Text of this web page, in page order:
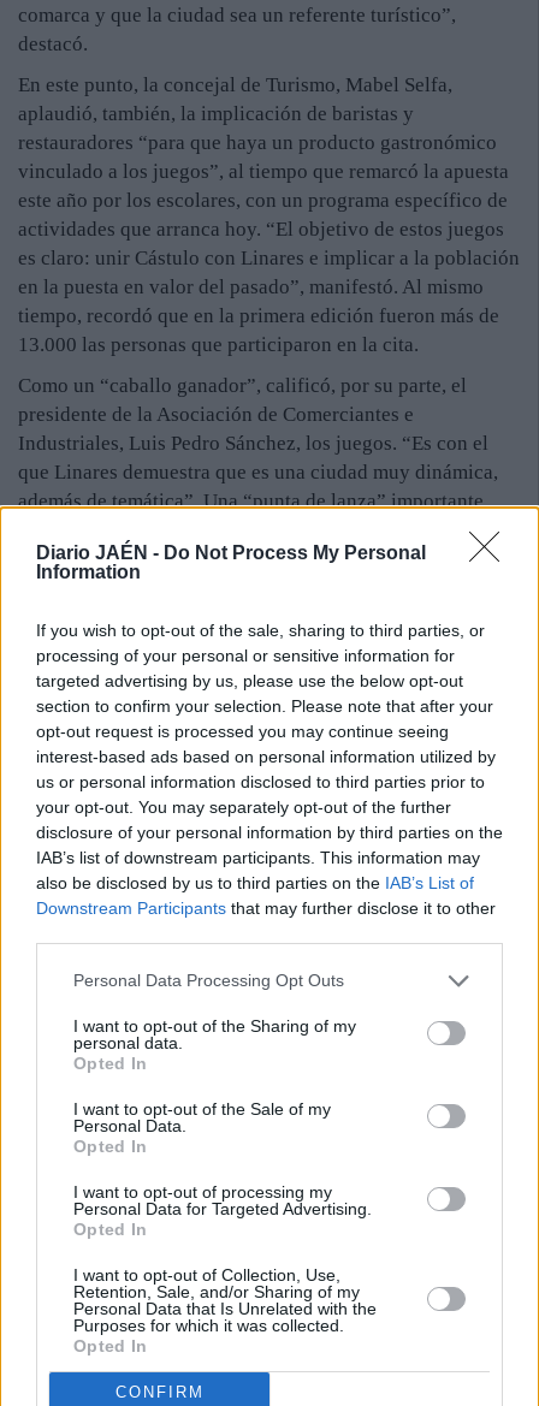
Diario JAÉN - Do Not Process My Personal
Information
If you wish to opt-out of the sale, sharing to third parties, or
processing of your personal or sensitive information for
targeted advertising by us, please use the below opt-out
section to confirm your selection. Please note that after your
opt-out request is processed you may continue seeing
interest-based ads based on personal information utilized by
us or personal information disclosed to third parties prior to
your opt-out. You may separately opt-out of the further
disclosure of your personal information by third parties on the
IAB’s list of downstream participants. This information may
also be disclosed by us to third parties on the IAB’s List of
Downstream Participants that may further disclose it to other
Personal Data Processing Opt Outs
I want to opt-out of the Sharing of my
personal data.
Opted In
I want to opt-out of the Sale of my
Personal Data.
Opted In
I want to opt-out of processing my
Personal Data for Targeted Advertising.
Opted In
I want to opt-out of Collection, Use,
Retention, Sale, and/or Sharing of my
Personal Data that Is Unrelated with the
Purposes for which it was collected.
Opted In
CONFIRM
comarca y que la ciudad sea un referente turístico”,
destacó.
En este punto, la concejal de Turismo, Mabel Selfa,
aplaudió, también, la implicación de baristas y
restauradores “para que haya un producto gastronómico
vinculado a los juegos”, al tiempo que remarcó la apuesta
este año por los escolares, con un programa específico de
actividades que arranca hoy. “El objetivo de estos juegos
es claro: unir Cástulo con Linares e implicar a la población
en la puesta en valor del pasado”, manifestó. Al mismo
tiempo, recordó que en la primera edición fueron más de
13.000 las personas que participaron en la cita.
Como un “caballo ganador”, calificó, por su parte, el
presidente de la Asociación de Comerciantes e
Industriales, Luis Pedro Sánchez, los juegos. “Es con el
que Linares demuestra que es una ciudad muy dinámica,
además de temática”. Una “punta de lanza” importante
para abrir nuevos caminos, fundamental en estos tiempos.
“Cada vez somos más y tenemos más fuerza. Y seguro que,
junto con Macrotour participan en la organización de la
cita. Destacó lo completo de la programación, “que ha
dado un salto enorme en el apartado científico”, con
conferencias como la impartida sobre Cástulo y Giribaile.
Recordó citas como las recreaciones históricas, la ofrenda
a los dioses, la pompa de gladiadores o los combates en
Santa Margarita. “Esto responde a la voluntad de
recuperar el patrimonio en la búsqueda de alternativas
para el futuro de la ciudad y la diversificación de la
economía”, concluyó el alcalde, Juan Fernández.